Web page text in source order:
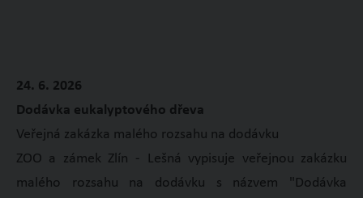
24. 6. 2026
Dodávka eukalyptového dřeva
Veřejná zakázka malého rozsahu na dodávku
ZOO a zámek Zlín - Lešná vypisuje veřejnou zakázku
malého rozsahu na dodávku s názvem "Dodávka